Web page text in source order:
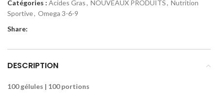
Catégories : Acides Gras, NOUVEAUX PRODUITS, Nutrition
Sportive, Omega 3-6-9
Share:
DESCRIPTION
100 gélules | 100 portions